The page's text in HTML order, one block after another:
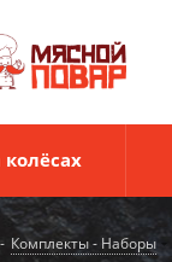
- Комплекты - Наборы